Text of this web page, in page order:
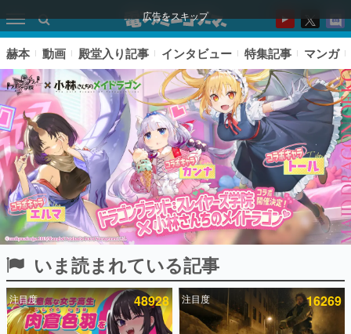
広告をスキップ
ピックアップ
電ファミのいま読まれている記事ランキング
赫本 動画 殿堂入り記事 インタビュー 特集記事 マンガ
いま読まれている記事
注目度 48928 注目度 16269